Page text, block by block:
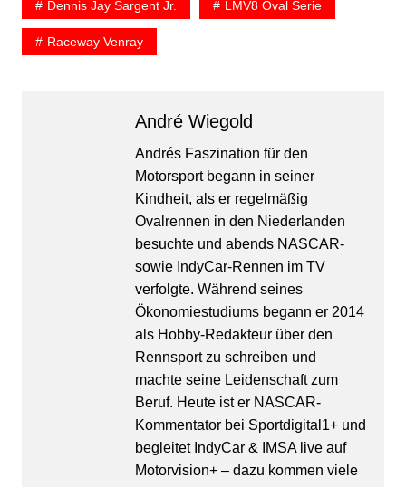
Dennis Jay Sargent Jr. LMV8 Oval Serie
Raceway Venray
André Wiegold
Andrés Faszination für den
Motorsport begann in seiner
Kindheit, als er regelmäßig
Ovalrennen in den Niederlanden
besuchte und abends NASCAR-
sowie IndyCar-Rennen im TV
verfolgte. Während seines
Ökonomiestudiums begann er 2014
als Hobby-Redakteur über den
Rennsport zu schreiben und
machte seine Leidenschaft zum
Beruf. Heute ist er NASCAR-
Kommentator bei Sportdigital1+ und
begleitet IndyCar & IMSA live auf
Motorvision+ – dazu kommen viele